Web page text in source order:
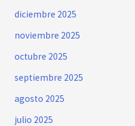
diciembre 2025
noviembre 2025
octubre 2025
septiembre 2025
agosto 2025
julio 2025